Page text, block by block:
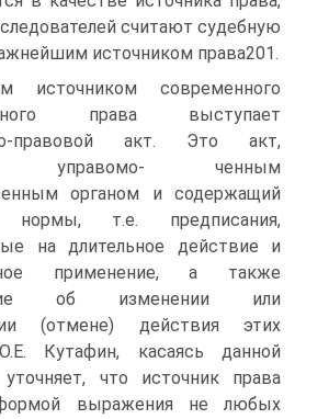
считают судебную
источником права201.
источником современного
права выступает
правовой акт. Это акт,
управомо- ченным
органом и содержащий
нормы, т.е. предписания,
на длительное действие и
применение, а также
об изменении или
(отмене) действия этих
Кутафин, касаясь данной
что источник права
выражения не любых